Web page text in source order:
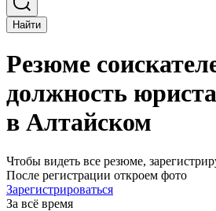
Найти
Резюме
должность
в Алтайском
Чтобы видеть все резюме,
После регистрации откроем фото
Зарегистрироваться
За всё время